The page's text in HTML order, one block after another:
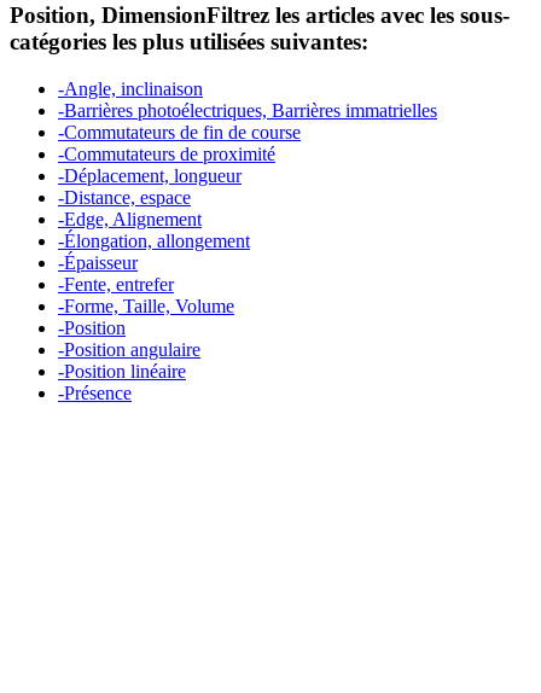
Position, DimensionFiltrez les articles avec les sous-
catégories les plus utilisées suivantes:
-Angle, inclinaison
-Barrières photoélectriques, Barrières immatrielles
-Commutateurs de fin de course
-Commutateurs de proximité
-Déplacement, longueur
-Distance, espace
-Edge, Alignement
-Élongation, allongement
-Épaisseur
-Fente, entrefer
-Forme, Taille, Volume
-Position
-Position angulaire
-Position linéaire
-Présence